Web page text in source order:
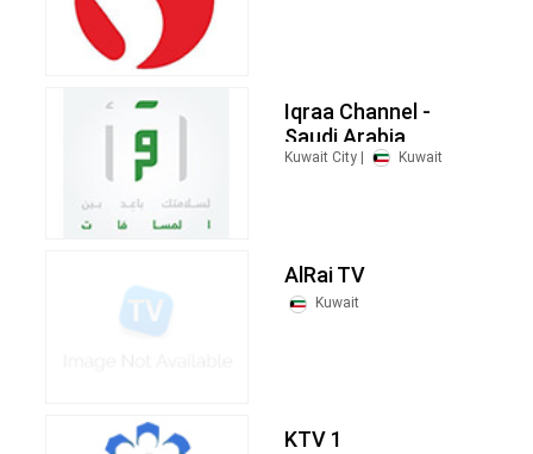
Iqraa Channel -
Saudi Arabia
Kuwait City | Kuwait
AlRai TV
Kuwait
KTV 1